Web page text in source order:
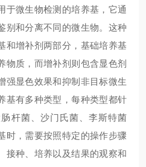
于微生物检测的培养基，它通
别和分离不同的微生物。这种
和增补剂两部分，基础培养基
物质，而增补剂则包含显色剂
强显色效果和抑制非目标微生
基有多种类型，每种类型都针
杆菌、沙门氏菌、李斯特菌
时，需要按照特定的操作步骤
接种、培养以及结果的观察和